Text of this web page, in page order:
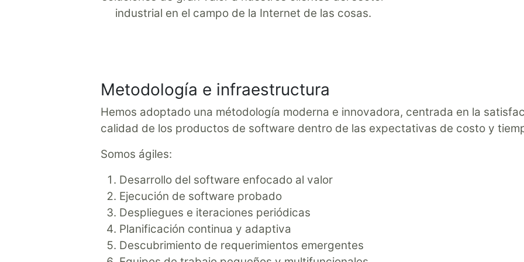
industrial en el campo de la Internet de las cosas.
Metodología e infraestructura
Hemos adoptado una métodología moderna e innovadora, centrada en la
calidad de los productos de software dentro de las expectativas de costo y
Somos ágiles:
Desarrollo del software enfocado al valor
Ejecución de software probado
Despliegues e iteraciones periódicas
Planificación continua y adaptiva
Descubrimiento de requerimientos emergentes